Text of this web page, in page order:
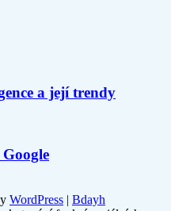
a její trendy
WordPress | Bdayh